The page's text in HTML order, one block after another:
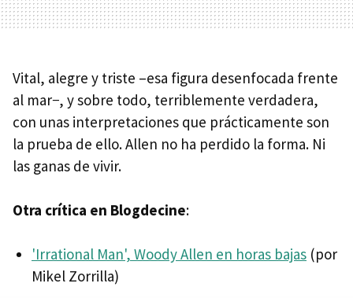
Vital, alegre y triste –esa figura desenfocada frente
al mar−, y sobre todo, terriblemente verdadera,
con unas interpretaciones que prácticamente son
la prueba de ello. Allen no ha perdido la forma. Ni
las ganas de vivir.
Otra crítica en Blogdecine:
'Irrational Man', Woody Allen en horas bajas (por
Mikel Zorrilla)